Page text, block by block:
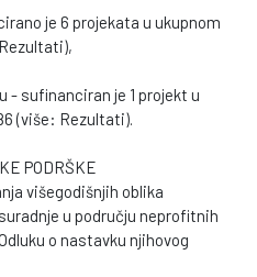
je 6 projekata u ukupnom
- sufinanciran je 1 projekt u
(više: Rezultati).
PODRŠKE
višegodišnjih oblika
u području neprofitnih
o nastavku njihovog